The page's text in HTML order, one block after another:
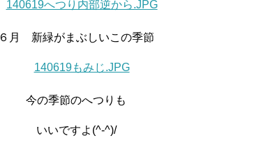
６月 新緑がまぶしいこの季節
今の季節のへつりも
いいですよ(^-^)/